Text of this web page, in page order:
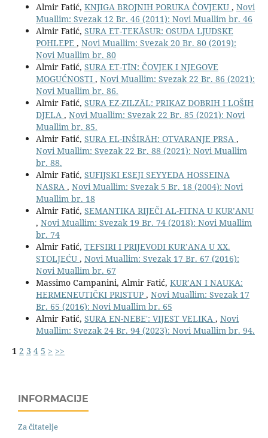
Almir Fatić, KNJIGA BROJNIH PORUKA ČOVJEKU , Novi
Muallim: Svezak 12 Br. 46 (2011): Novi Muallim br. 46
Almir Fatić, SURA ET-TEKĀSUR: OSUDA LJUDSKE
POHLEPE , Novi Muallim: Svezak 20 Br. 80 (2019):
Novi Muallim br. 80
Almir Fatić, SURA ET-TĪN: ČOVJEK I NJEGOVE
MOGUĆNOSTI , Novi Muallim: Svezak 22 Br. 86 (2021):
Novi Muallim br. 86.
Almir Fatić, SURA EZ-ZILZĀL: PRIKAZ DOBRIH I LOŠIH
DJELA , Novi Muallim: Svezak 22 Br. 85 (2021): Novi
Muallim br. 85.
Almir Fatić, SURA EL-INŠIRĀH: OTVARANJE PRSA ,
Novi Muallim: Svezak 22 Br. 88 (2021): Novi Muallim
br. 88.
Almir Fatić, SUFIJSKI ESEJI SEYYEDA HOSSEINA
NASRA , Novi Muallim: Svezak 5 Br. 18 (2004): Novi
Muallim br. 18
Almir Fatić, SEMANTIKA RIJEČI AL-FITNA U KUR’ANU
, Novi Muallim: Svezak 19 Br. 74 (2018): Novi Muallim
br. 74
Almir Fatić, TEFSIRI I PRIJEVODI KUR’ANA U XX.
STOLJEĆU , Novi Muallim: Svezak 17 Br. 67 (2016):
Novi Muallim br. 67
Massimo Campanini, Almir Fatić, KUR’AN I NAUKA:
HERMENEUTIČKI PRISTUP , Novi Muallim: Svezak 17
Br. 65 (2016): Novi Muallim br. 65
Almir Fatić, SURA EN-NEBE': VIJEST VELIKA , Novi
Muallim: Svezak 24 Br. 94 (2023): Novi Muallim br. 94.
1 2 3 4 5 > >>
INFORMACIJE
Za čitatelje